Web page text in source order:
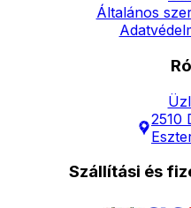
Általános
2510
Szállítási és